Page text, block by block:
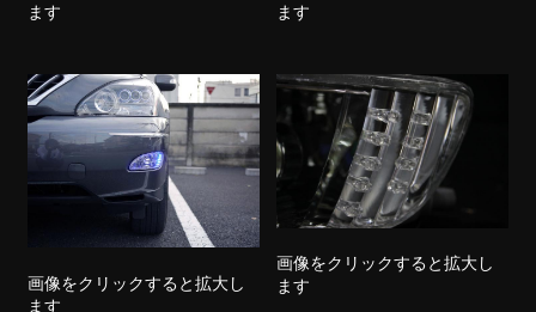
ます
ます
画像をクリックすると拡大し
ます
画像をクリックすると拡大し
ます